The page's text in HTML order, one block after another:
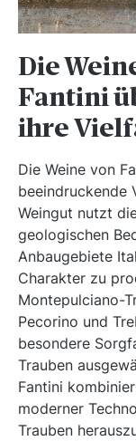
Die
Fantini
ihre
Die Weine von
beeindruckende
Weingut nutzt
geologischen
Anbaugebiete
Charakter zu
Montepulciano-
Pecorino und
besondere
Trauben
Fantini
moderner
Trauben